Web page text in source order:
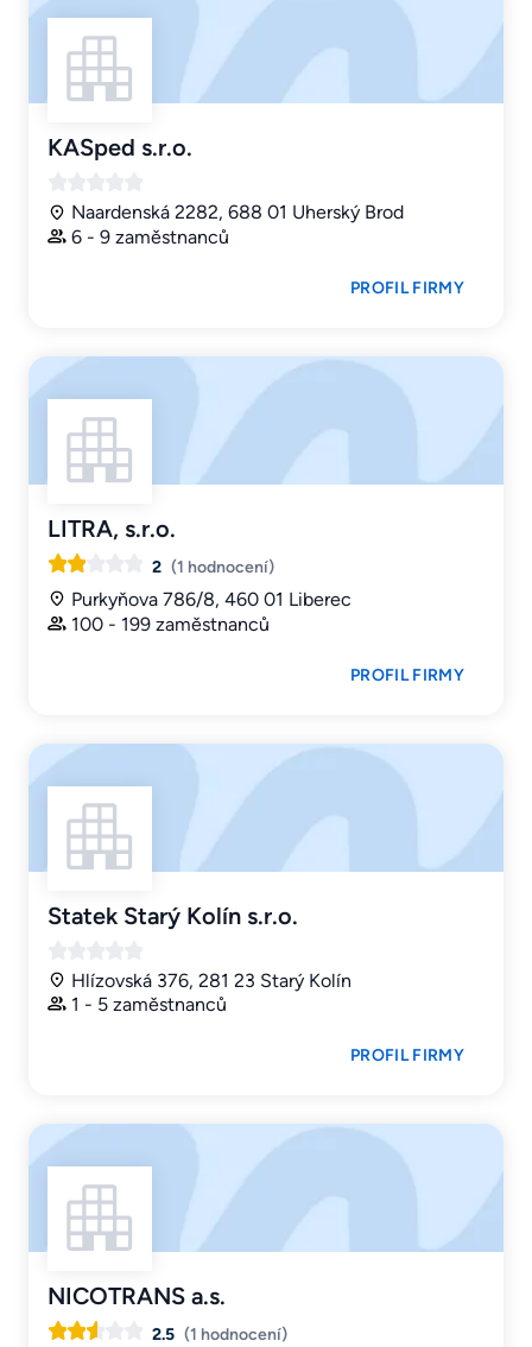
KASped s.r.o.
Naardenská 2282, 688 01 Uherský Brod
6 - 9 zaměstnanců
PROFIL FIRMY
LITRA, s.r.o.
2 (1 hodnocení)
Purkyňova 786/8, 460 01 Liberec
100 - 199 zaměstnanců
PROFIL FIRMY
Statek Starý Kolín s.r.o.
Hlízovská 376, 281 23 Starý Kolín
1 - 5 zaměstnanců
PROFIL FIRMY
NICOTRANS a.s.
2.5 (1 hodnocení)